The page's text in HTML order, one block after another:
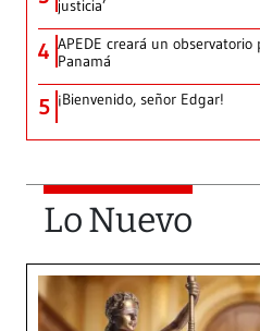
justicia’
4 APEDE creará un observatorio
Panamá
5 ¡Bienvenido, señor Edgar!
Lo Nuevo